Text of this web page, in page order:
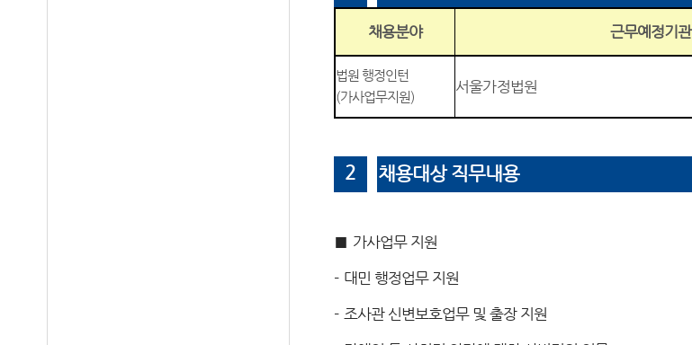
채용분야 근무예정기관
법원 행정인턴
(가사업무지원)
서울가정법원
2 채용대상 직무내용
■ 가사업무 지원
- 대민 행정업무 지원
- 조사관 신변보호업무 및 출장 지원